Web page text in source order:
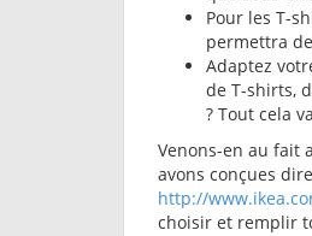
Pour les T-
permettra
Adaptez
de T-shirts,
? Tout cela
Venons-en au fait
avons conçues
http://
choisir et remplir